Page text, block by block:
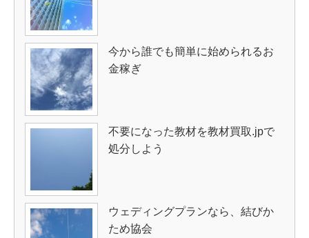
今から誰でも簡単に始められるお
金稼ぎ
不要になった教材を教材買取.jpで
処分しよう
ウェディングプランなら、結びか
ため協会